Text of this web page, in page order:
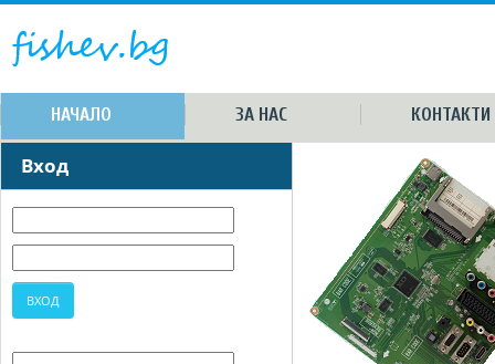
НАЧАЛО ЗА НАС КОНТАКТИ
Вход